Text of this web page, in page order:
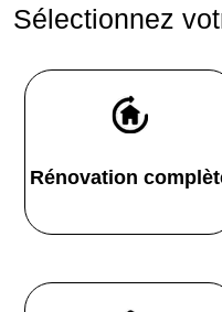
Sélectionnez
Rénovation